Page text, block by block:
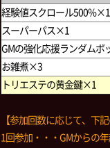
経験値スクロール500%×1
スーパーパス×1
GMの強化応援ランダムボ
お雑煮×3
トリエステの黄金鍵×1
【参加回数に応じて、下
1回参加・・・GMからの